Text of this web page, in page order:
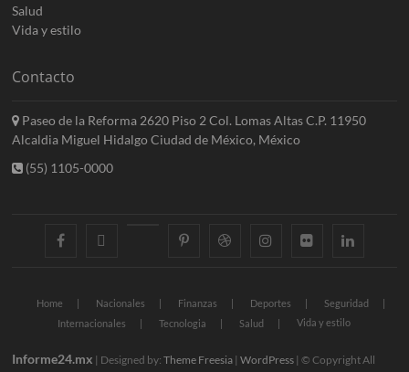
Salud
Vida y estilo
Contacto
Paseo de la Reforma 2620 Piso 2 Col. Lomas Altas C.P. 11950
Alcaldia Miguel Hidalgo Ciudad de México, México
(55) 1105-0000
facebook googlepluspinterestdribbble instagramflickr linkedin
Home Nacionales Finanzas Deportes
Seguridad
Internacionales
Tecnologia Salud Vida y estilo
Informe24.mx | Designed by:Theme Freesia |WordPress | © Copyright All